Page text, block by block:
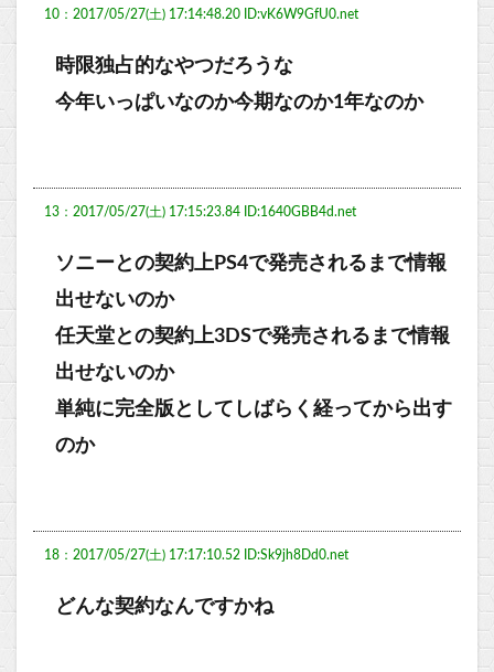
10：2017/05/27(土) 17:14:48.20 ID:vK6W9GfU0.net
時限独占的なやつだろうな
今年いっぱいなのか今期なのか1年なのか
13：2017/05/27(土) 17:15:23.84 ID:1640GBB4d.net
ソニーとの契約上PS4で発売されるまで情報
出せないのか
任天堂との契約上3DSで発売されるまで情報
出せないのか
単純に完全版としてしばらく経ってから出す
のか
18：2017/05/27(土) 17:17:10.52 ID:Sk9jh8Dd0.net
どんな契約なんですかね